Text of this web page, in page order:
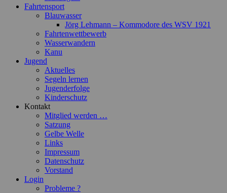
Fahrtensport
Blauwasser
Jörg Lehmann – Kommodore des WSV 1921
Fahrtenwettbewerb
Wasserwandern
Kanu
Jugend
Aktuelles
Segeln lernen
Jugenderfolge
Kinderschutz
Kontakt
Mitglied werden …
Satzung
Gelbe Welle
Links
Impressum
Datenschutz
Vorstand
Login
Probleme ?